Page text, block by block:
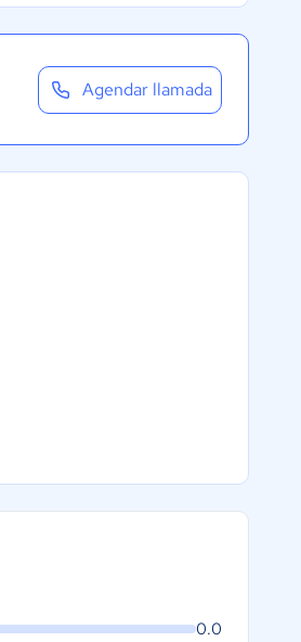
Agendar llamada
0.0